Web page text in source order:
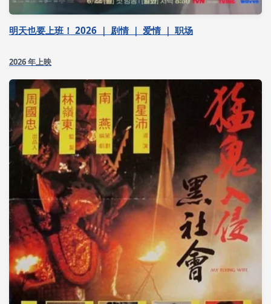
明天也要上班！ 2026 ｜ 剧情 ｜ 爱情 ｜ 职场
2026 年上映